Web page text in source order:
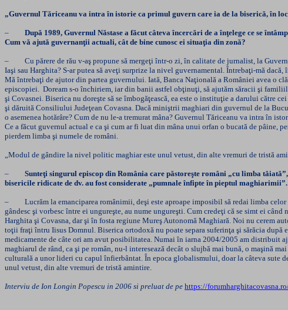
„Guvernul Tăriceanu va intra în istorie ca primul guvern care ia de la biserică, în loc
– După 1989, Guvernul Năstase a făcut câteva încercări de a înţelege ce se
Cum vă ajută guvernanţii actuali, cât de bine cunosc ei situaţia din zonă?
– Cu părere de rău v-aş propune să mergeţi într-o zi, în calitate de jurnalist, la Guvern,
Iaşi sau Harghita? S-ar putea să aveţi surprize la nivel guvernamental. Întrebaţi-mă
Mă întrebaţi de ajutor din partea guvernului. Iată, Banca Naţională a României avea o
episcopiei. Doream s-o închiriem, iar din banii astfel obţinuţi, să ajutăm săracii şi
şi Covasnei. Biserica nu doreşte să se îmbogăţească, ea este o instituţie a darului către
şi dăruită Consiliului Judeţean Covasna. Dacă miniştrii maghiari din guvernul de la
o asemenea hotărâre? Cum de nu le-a tremurat mâna? Guvernul Tăriceanu va intra în
Ce a făcut guvernul actual e ca şi cum ar fi luat din mâna unui orfan o bucată de pâine,
pierdem limba şi numele de români.
„Modul de gândire la nivel politic maghiar este unul vetust, din alte vremuri de tristă
– Sunteţi singurul episcop din România care păstoreşte români „cu limba
bisericile ridicate de dv. au fost considerate „pumnale înfipte în pieptul
– Lucrăm la emanciparea românimii, deşi este aproape imposibil să redai limba celor
gândesc şi vorbesc între ei ungureşte, au nume ungureşti. Cum credeţi că se simt ei
Harghita şi Covasna, dar şi în fosta regiune Mureş Autonomă Maghiară. Noi nu cerem
toţii fraţi întru Iisus Domnul. Biserica ortodoxă nu poate separa suferinţa şi sărăcia
medicamente de câte ori am avut posibilitatea. Numai în iarna 2004/2005 am distribuit
maghiarul de rând, ca şi pe român, nu-l interesează decât o slujbă mai bună, o maşină
culturală a unor lideri cu capul înfierbântat. În epoca globalismului, doar la câteva
unul vetust, din alte vremuri de tristă amintire.
Interviu de Ion Longin Popescu in 2006 si preluat de pe https://